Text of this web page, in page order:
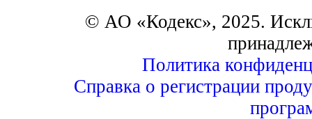
© АО «Кодекс», 2025.
Политика
Справка о регистрации